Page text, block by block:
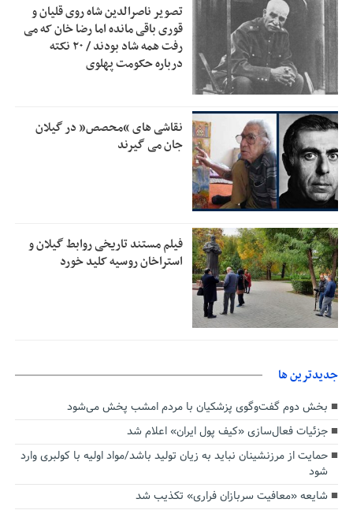
2:46
بقائی: فضای مذاکرات فنی و سیاسی ایران و عمان درباره تنگه
هرمز، مثبت است
1:30
رئیس سازمان جهاد کشاورزی استان: کشاورزان گیلان نسبت به
دریافت یارانه کود اقدام کنند
1:00 تمدید مهلت اظهارنامه‌های مالیاتی سال ۱۴۰۴ تا پایان شهریورماه
تصویر ناصرالدین شاه روی قلیان و
قوری باقی مانده اما رضا خان که می
رفت همه شاد بودند / ۲۰ نکته
درباره حکومت پهلوی
نقاشی های “محصص” در گیلان
جان می گیرند
فیلم مستند تاریخی روابط گیلان و
استراخان روسیه کلید خورد
جديدترين ها
بخش دوم گفت‌وگوی پزشکیان با مردم امشب پخش می‌شود
جزئیات فعال‌سازی «کیف پول ایران» اعلام شد
حمایت از مرزنشینان نباید به زیان تولید باشد/مواد اولیه با کولبری وارد
شود
شایعه «معافیت سربازان فراری» تکذیب شد